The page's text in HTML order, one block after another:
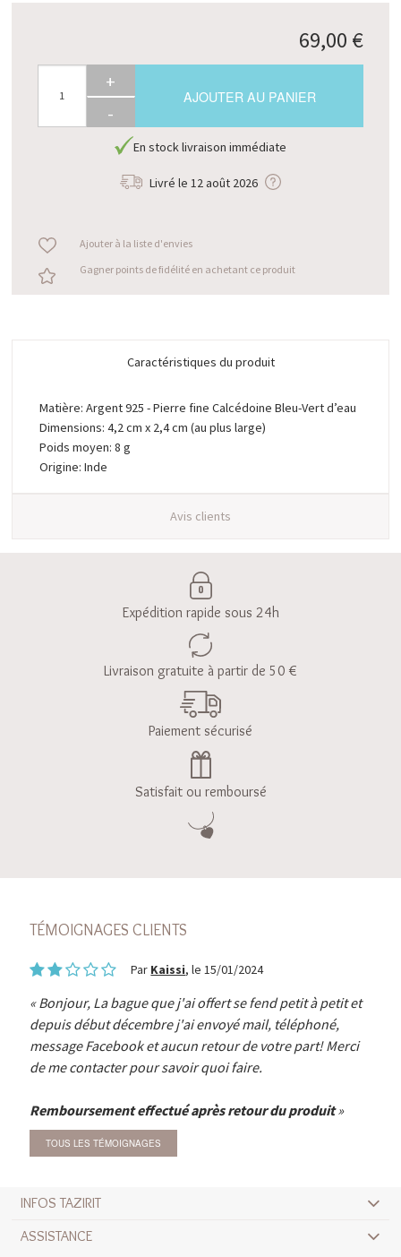
69,00 €
+
-
AJOUTER AU PANIER
En stock livraison immédiate
Livré le 12 août 2026
Ajouter à la liste d'envies
Gagner points de fidélité en achetant ce produit
Caractéristiques du produit
Matière: Argent 925 - Pierre fine Calcédoine Bleu-Vert d’eau
Dimensions: 4,2 cm x 2,4 cm (au plus large)
Poids moyen: 8 g
Origine: Inde
Avis clients
Expédition rapide sous 24h
Livraison gratuite à partir de 50 €
Paiement sécurisé
Satisfait ou remboursé
TÉMOIGNAGES CLIENTS
Par Kaissi, le 15/01/2024
Bonjour, La bague que j'ai offert se fend petit à petit et
depuis début décembre j'ai envoyé mail, téléphoné,
message Facebook et aucun retour de votre part! Merci
de me contacter pour savoir quoi faire.
Remboursement effectué après retour du produit
TOUS LES TÉMOIGNAGES
INFOS TAZIRIT
ASSISTANCE